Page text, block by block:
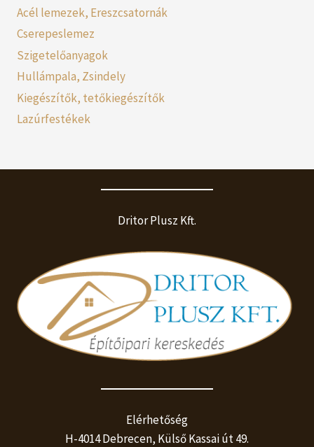
Acél lemezek, Ereszcsatornák
Cserepeslemez
Szigetelőanyagok
Hullámpala, Zsindely
Kiegészítők, tetőkiegészítők
Lazúrfestékek
Dritor Plusz Kft.
Elérhetőség
H-4014 Debrecen, Külső Kassai út 49.